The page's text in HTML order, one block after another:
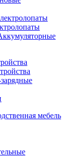
мебель